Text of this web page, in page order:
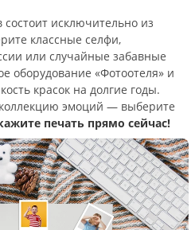
исключительно из
классные селфи,
или случайные забавные
оборудование «Фотоотеля» и
красок на долгие годы.
эмоций — выберите
печать прямо сейчас!